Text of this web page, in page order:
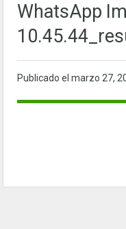
WhatsApp
Publicado el marzo 27,